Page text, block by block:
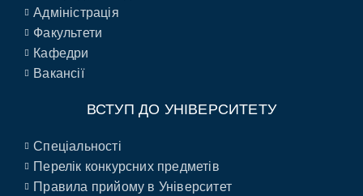
Адміністрація
Факультети
Кафедри
Вакансії
ВСТУП ДО УНІВЕРСИТЕТУ
Спеціальності
Перелік конкурсних предметів
Правила прийому в Університет